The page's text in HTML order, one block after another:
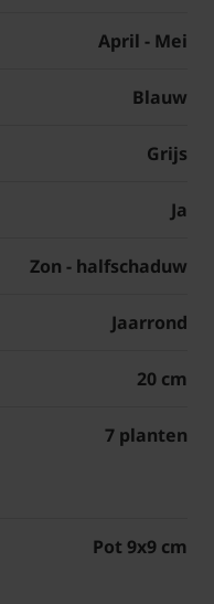
April - Mei
Blauw
Grijs
Ja
Zon - halfschaduw
Jaarrond
20 cm
7 planten
Pot 9x9 cm